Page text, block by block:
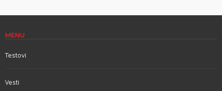
MENU
Testovi
Vesti